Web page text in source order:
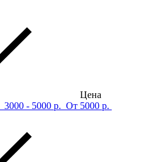
Цена
3000 - 5000 р. От 5000 р.